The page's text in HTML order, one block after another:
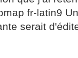
fr-latin9
serait